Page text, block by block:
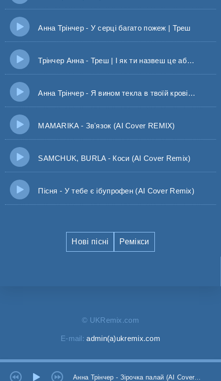
Анна Трінчер - У серці багато пожеж | Треш
Трінчер Анна - Треш | І як ти назвеш це абсурд чи кохання без меж?
Анна Трінчер - Я вином текла в твоїй крові, розчинялася у твоїй брехні
MAMARIKA - Звʼязок (AI Cover REMIX)
SAMCHUK, BURLA - Коси (AI Cover Remix)
Пісня - У тебе є ібупрофен (AI Cover Remix)
Нові пісні Ремікси
© UKRemix.com
E-mail:admin(a)ukremix.com